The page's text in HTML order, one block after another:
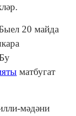
20 майда
матбугат
мәдәни